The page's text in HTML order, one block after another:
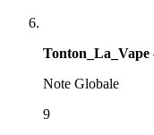
Tonton_La_Vape
Note Globale
9